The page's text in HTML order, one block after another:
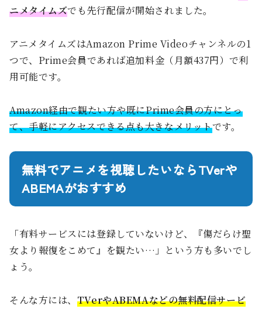
ニメタイムズでも先行配信が開始されました。
アニメタイムズはAmazon Prime Videoチャンネルの1
つで、Prime会員であれば追加料金（月額437円）で利
用可能です。
Amazon経由で観たい方や既にPrime会員の方にとっ
て、手軽にアクセスできる点も大きなメリットです。
無料でアニメを視聴したいならTVerや
ABEMAがおすすめ
「有料サービスには登録していないけど、『傷だらけ聖
女より報復をこめて』を観たい…」という方も多いでし
ょう。
そんな方には、 TVerやABEMAなどの無料配信サービ